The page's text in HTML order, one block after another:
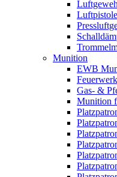
Munition
EWB
Feuerwerk
Gas- &
Munition